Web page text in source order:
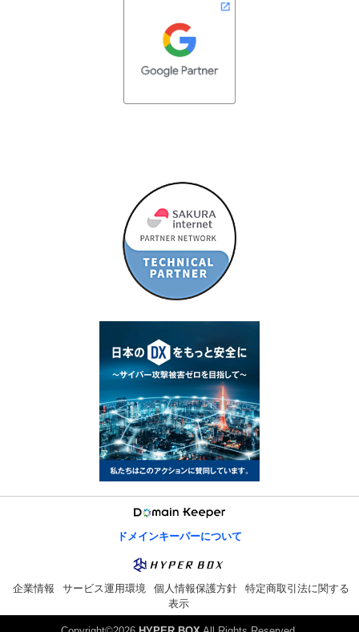
ったり協力が必要となります。お手続きの詳細は前業者にお問い合わ
他業者にて登録、管理されているドメインをお持込みの上、ホスティ
ングサービスをご利用になる場合、弊社に管理事業者を移していただ
くことも可能です。（指定事業者・レジストラの移転）移転後の管理
軽減される利点もございます。
お申込み時のメインドメインについて、お客様自身にてネームサーバ
の変更が可能な場合、変更のための個人情報をお預かりさせていただ
ければ弊社にて代行も可能です。 また、移転にかかわる前業者との
交渉方法、トラブルについても最善のサポートをさせていただきま
す。お気軽にご相談ください。
【お申込み者情報のご変更について】
弊社では「ドメイン登録サービス」とその他ホスティングサービスな
案内を差し上げております。お客様でも、各サービスの更新期限には
「ドメインサービス」についての更新のご案内は、「経理担当者情
報」(Billing Contact)メールアドレス宛てに行わせていただいており、
その他ホスティングサービスなどのご案内は、お申込みフォームでご
記入いただいた、ご連絡先メールアドレス宛に行わせていただいてお
ります。メールアドレスご変更の際は必ず個別にご変更が必要となり
ます。ご注意ください。
「ドメインマネージャー」対応「ドメイン登録サービス」をご利用の
お客様はご自身でドメインマネージャーからのご変更が必要です。
にて代行登録させていただいた場合は、ホスティングサービス設定完
ます。ご参照の上アクセスください。弊社では、以後お客様認証にて
ドメインマネージャーに立入り、代行作業を行うことはございませ
その他のドメインについては、オンライン「ご連絡先変更フォーム」
ドメインキーパーについて
企業情報 サービス運用環境 個人情報保護方針
特定商取引法に関する
表示